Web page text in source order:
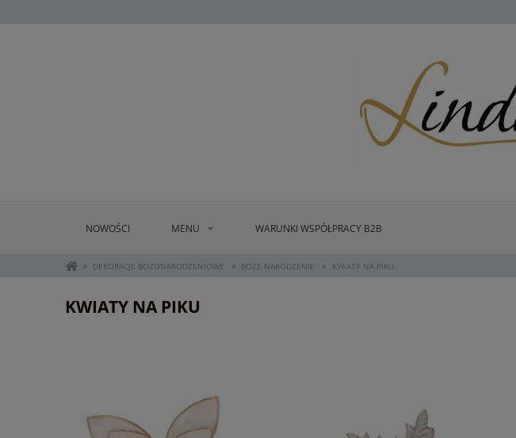
NOWOŚCI MENU WARUNKI WSPÓŁPRACY B2B
» DEKORACJE BOŻONARODZENIOWE » BOŻE NARODZENIE » KWIATY NA PIKU
KWIATY NA PIKU